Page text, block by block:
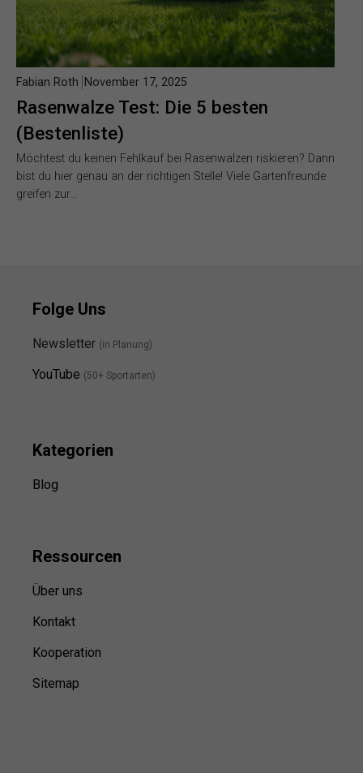
Rasenwalze Test: Die 5 besten
(Bestenliste)
Fabian Roth November 17, 2025
Möchtest du keinen Fehlkauf bei Rasenwalzen riskieren? Dann
bist du hier genau an der richtigen Stelle! Viele Gartenfreunde
greifen zur…
Folge Uns
Newsletter (in Planung)
YouTube (50+ Sportarten)
Kategorien
Blog
Ressourcen
Über uns
Kontakt
Kooperation
Sitemap